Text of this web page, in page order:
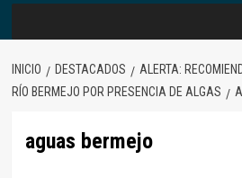
INICIO DESTACADOS
ALERTA:
RÍO BERMEJO POR PRESENCIA DE ALGAS
aguas bermejo